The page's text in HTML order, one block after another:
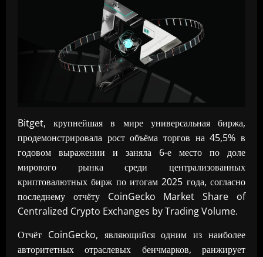
Bitget, крупнейшая в мире универсальная биржа,
продемонстрировала рост объёма торгов на 45,5% в
годовом выражении и заняла 6-е место по доле
мирового рынка среди централизованных
криптовалютных бирж по итогам 2025 года, согласно
последнему отчёту CoinGecko Market Share of
Centralized Crypto Exchanges by Trading Volume.
Отчёт CoinGecko, являющийся одним из наиболее
авторитетных отраслевых бенчмарков, ранжирует